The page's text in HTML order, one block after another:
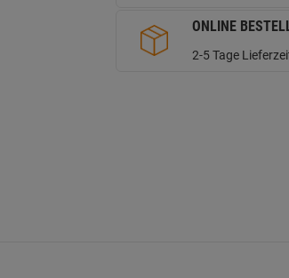
ONLINE
2-5 Tage